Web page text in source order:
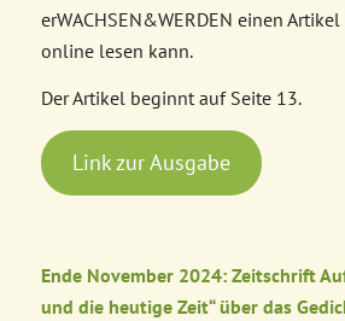
erWACHSEN&WERDEN einen
online lesen kann.
Der Artikel beginnt auf Seite 13.
Link zur Ausgabe
Ende November 2024: Zeitschrift
und die heutige Zeit“ über das